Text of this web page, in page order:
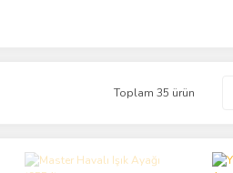
Toplam 35 ürün